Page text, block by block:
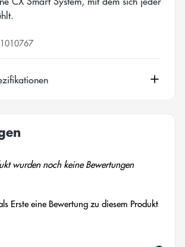
1010767
wurden noch keine Bewertungen
Erste eine Bewertung zu diesem Produkt